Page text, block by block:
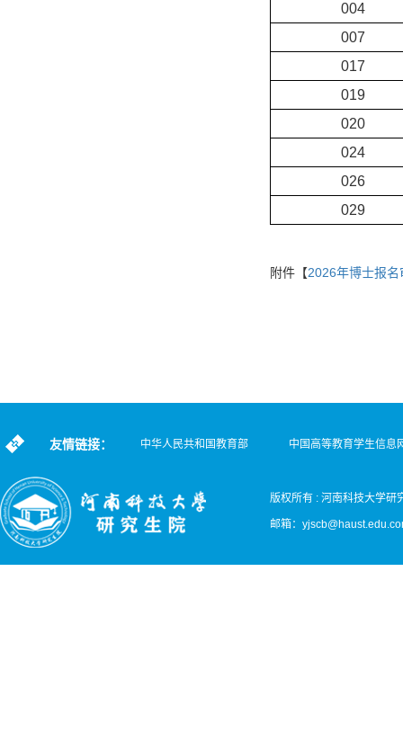
004
007
017
019
020
024
026
029
附件【2026年博士报
友情链接： 中华人民共和国教育部 中国高等教育学生信息
版权所有 : 河南科技大学研
邮箱：